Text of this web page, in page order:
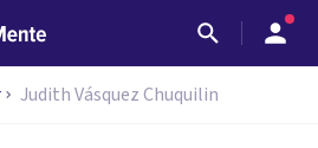
Judith Vásquez Chuquilin